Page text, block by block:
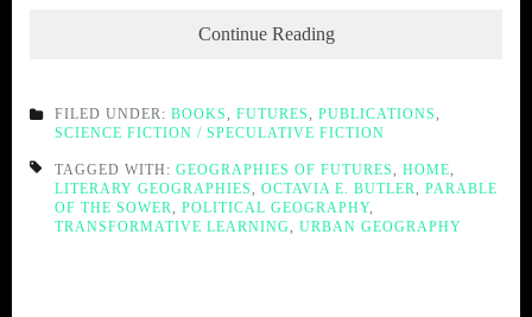
Continue Reading
FILED UNDER: BOOKS, FUTURES, PUBLICATIONS,
SCIENCE FICTION / SPECULATIVE FICTION
TAGGED WITH: GEOGRAPHIES OF FUTURES, HOME,
LITERARY GEOGRAPHIES, OCTAVIA E. BUTLER, PARABLE
OF THE SOWER, POLITICAL GEOGRAPHY,
TRANSFORMATIVE LEARNING, URBAN GEOGRAPHY